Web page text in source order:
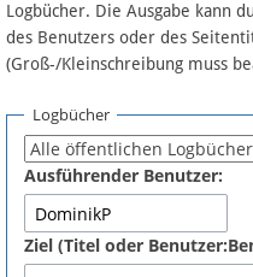
FAQ
Fördermitglied werden
Fehler melden
Logbücher. Die Ausgabe kann
des Benutzers oder des
(Groß-/Kleinschreibung muss
Logbücher
Ausführender Benutzer:
Ziel (Titel oder